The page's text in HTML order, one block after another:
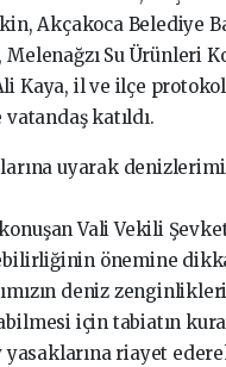
Akçakoca Belediye
Su Ürünleri
Kaya, il ve ilçe
vatandaş katıldı.
uyarak
Vali Vekili Şevket
önemine
deniz
için tabiatın
yasaklarına riayet